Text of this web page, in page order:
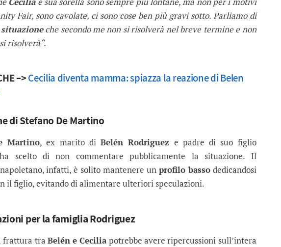
Fair, sono cavolate, ci sono cose ben più gravi sotto. Parliamo di
che secondo me non si risolverà nel breve termine e non
risolverà“.
–>Cecilia diventa mamma: spiazza la reazione di Belen
di Stefano De Martino
Martino, ex marito diBelén Rodriguez e padre di suo figlio
scelto di non commentare pubblicamente la situazione. Il
infatti, è solito mantenere un profilo bassodedicandosi
il figlio, evitando di alimentare ulteriori speculazioni.
per la famiglia Rodriguez
frattura tra Belén e Ceciliapotrebbe avere ripercussioni sull’intera